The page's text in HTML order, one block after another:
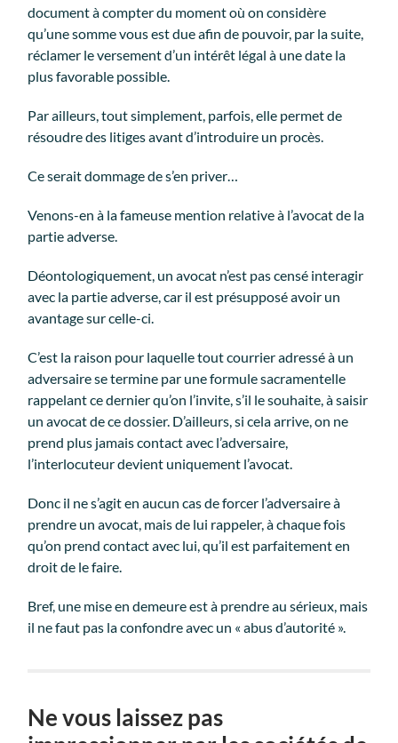
document à compter du moment où on considère
qu’une somme vous est due afin de pouvoir, par la suite,
réclamer le versement d’un intérêt légal à une date la
plus favorable possible.
Par ailleurs, tout simplement, parfois, elle permet de
résoudre des litiges avant d’introduire un procès.
Ce serait dommage de s’en priver…
Venons-en à la fameuse mention relative à l’avocat de la
partie adverse.
Déontologiquement, un avocat n’est pas censé interagir
avec la partie adverse, car il est présupposé avoir un
avantage sur celle-ci.
C’est la raison pour laquelle tout courrier adressé à un
adversaire se termine par une formule sacramentelle
rappelant ce dernier qu’on l’invite, s’il le souhaite, à saisir
un avocat de ce dossier. D’ailleurs, si cela arrive, on ne
prend plus jamais contact avec l’adversaire,
l’interlocuteur devient uniquement l’avocat.
Donc il ne s’agit en aucun cas de forcer l’adversaire à
prendre un avocat, mais de lui rappeler, à chaque fois
qu’on prend contact avec lui, qu’il est parfaitement en
droit de le faire.
Bref, une mise en demeure est à prendre au sérieux, mais
il ne faut pas la confondre avec un « abus d’autorité ».
Ne vous laissez pas